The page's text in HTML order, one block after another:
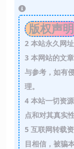
版权声明
2本站永久网址
3本网站的文
与参考，如有
理。
4本站一切资
点和对其真实
5互联网转载
目相信，被骗